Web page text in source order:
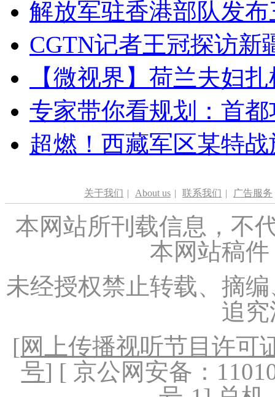
解放军驻香港部队发
CGTN记者王冠探访新
【微视界】荷兰夫妇
专家带你看规划：首
超燃！西藏军区某特
关于我们 | About us | 联系我们 | 广告服务
本网站所刊载信息，不
本网站稿
未经授权禁止转载、摘
追
[网上传播视听节目许可
号] [ 京公网安备：